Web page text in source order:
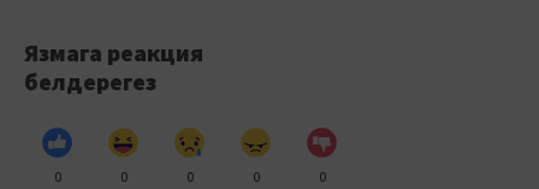
Язмага реакция
белдерегез
0 0 0 0 0